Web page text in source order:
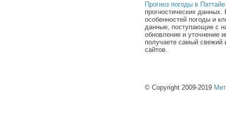
Прогноз погоды в Паттайе
прогностических
особенностей погоды и
данные, поступающие с
обновление и уточнение
получаете самый свежий
сайтов.
© Copyright 2009-2019